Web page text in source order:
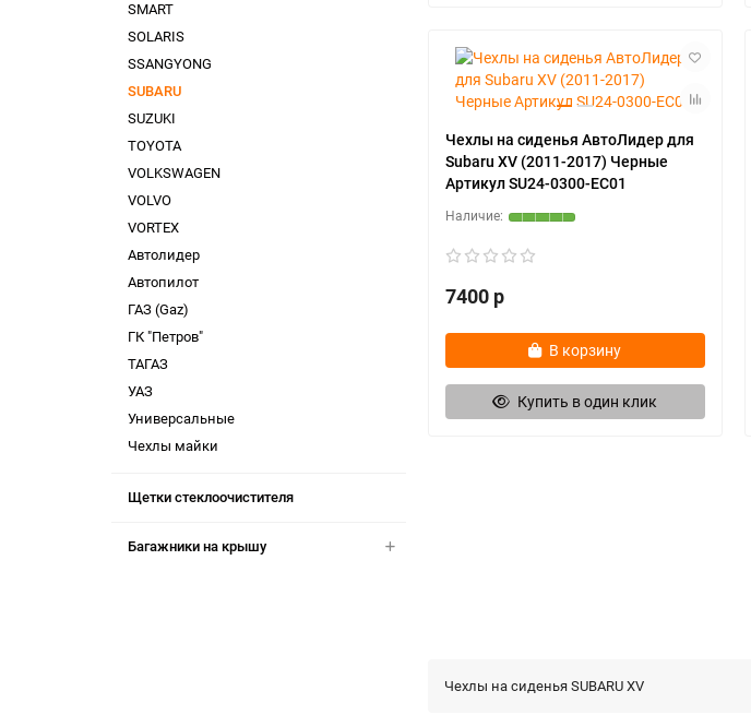
SMART
SOLARIS
SSANGYONG
SUBARU
SUZUKI
TOYOTA
VOLKSWAGEN
VOLVO
VORTEX
Автолидер
Автопилот
ГАЗ (Gaz)
ГК "Петров"
ТАГАЗ
УАЗ
Универсальные
Чехлы майки
Щетки стеклоочистителя
Багажники на крышу
Чехлы на сиденья АвтоЛидер для
Subaru XV (2011-2017) Черные
Артикул SU24-0300-EC01
7400 р
В корзину
Купить в один клик
Чехлы на сиденья SUBARU XV